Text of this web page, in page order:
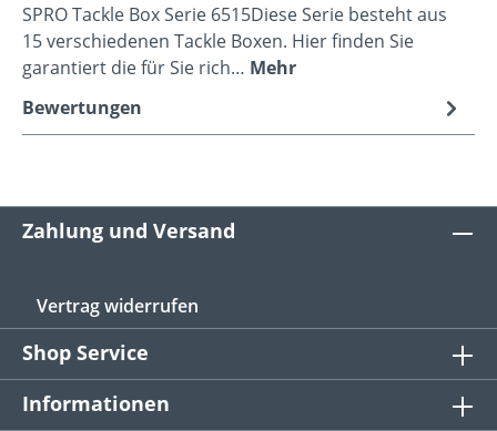
SPRO Tackle Box Serie 6515Diese Serie besteht aus
15 verschiedenen Tackle Boxen. Hier finden Sie
garantiert die für Sie rich… Mehr
Bewertungen
Zahlung und Versand
Vertrag widerrufen
Shop Service
Informationen